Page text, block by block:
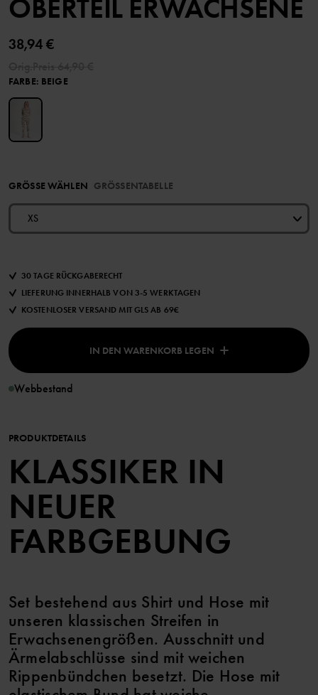
OBERTEIL ERWACHSENE
38,94 €
FARBE: BEIGE
GRÖSSE WÄHLEN GRÖSSENTABELLE
XS
30 TAGE RÜCKGABERECHT
LIEFERUNG INNERHALB VON 3-5 WERKTAGEN
KOSTENLOSER VERSAND MIT GLS AB 69€
IN DEN WARENKORB LEGEN
Webbestand
PRODUKTDETAILS
KLASSIKER IN
NEUER
FARBGEBUNG
Set bestehend aus Shirt und Hose mit
unseren klassischen Streifen in
Erwachsenengrößen. Ausschnitt und
Ärmelabschlüsse sind mit weichen
Rippenbündchen besetzt. Die Hose mit